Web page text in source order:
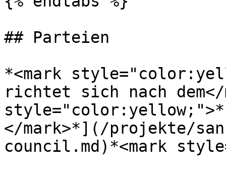
## Parteien
*<mark
richtet sich nach dem</
</mark>*](/projekte/
council.md)*<mark